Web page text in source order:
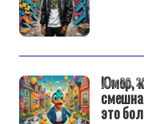
Юмор,
это
дек 26,